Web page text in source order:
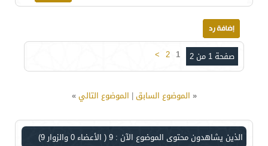
صفحة 1 من 2 1
2
>
« الموضوع السابق| الموضوع التالي»
الذين يشاهدون محتوى الموضوع الآن : 9 ( الأعضاء 0 والزوار 9)